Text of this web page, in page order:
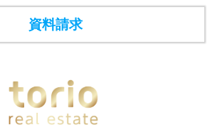
資料請求